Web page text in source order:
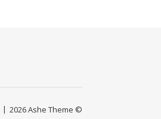
2026 Ashe Theme ©